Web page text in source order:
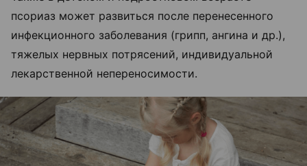
псориаз может развиться после перенесенного
инфекционного заболевания (грипп, ангина и др.),
тяжелых нервных потрясений, индивидуальной
лекарственной непереносимости.